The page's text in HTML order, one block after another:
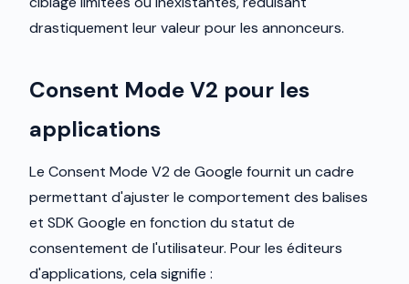
drastiquement leur valeur pour les annonceurs.
Consent Mode V2 pour les
applications
Le Consent Mode V2 de Google fournit un cadre
permettant d'ajuster le comportement des balises
et SDK Google en fonction du statut de
consentement de l'utilisateur. Pour les éditeurs
d'applications, cela signifie :